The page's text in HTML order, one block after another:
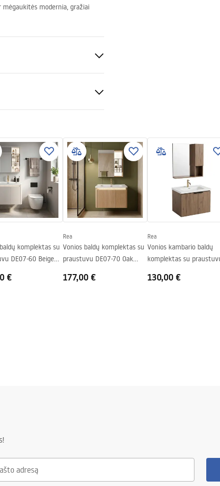
mėgaukitės modernia, gražiai
keramika, Plastikas
60.pdf
komplektas su
DE07-60 Beige
€
Rea
Vonios baldų komplektas su
praustuvu DE07-70 Oak
177,00 €
Rea
Vonios kambario baldų
komplektas su
130,00 €